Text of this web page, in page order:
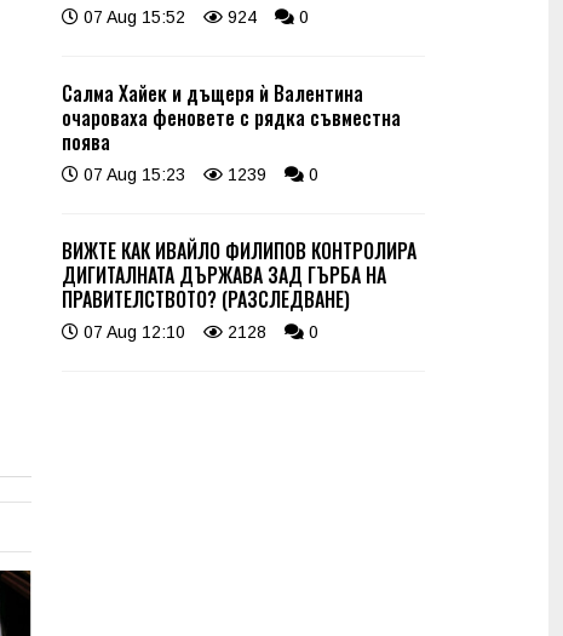
07 Aug 15:52 924 0
Салма Хайек и дъщеря ѝ Валентина
очароваха феновете с рядка съвместна
поява
07 Aug 15:23 1239 0
ВИЖТЕ КАК ИВАЙЛО ФИЛИПОВ КОНТРОЛИРА
ДИГИТАЛНАТА ДЪРЖАВА ЗАД ГЪРБА НА
ПРАВИТЕЛСТВОТО? (РАЗСЛЕДВАНЕ)
07 Aug 12:10 2128 0